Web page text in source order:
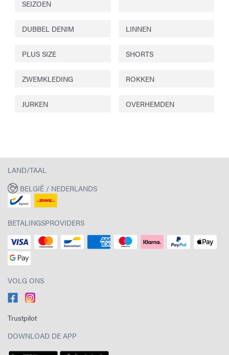
SEIZOEN
DUBBEL DENIM LINNEN
PLUS SIZE SHORTS
ZWEMKLEDING ROKKEN
JURKEN OVERHEMDEN
LAND/TAAL
BELGIË / NEDERLANDS
BETALINGSPROVIDERS
VOLG ONS
Trustpilot
DOWNLOAD DE APP